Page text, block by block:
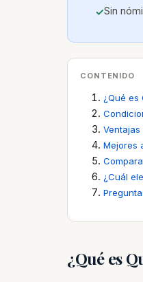
Sin
CONTENIDO
¿Qué es
Mejores
¿Cuál
¿Qué es